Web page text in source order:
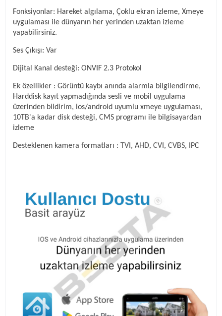
Fonksiyonlar: Hareket algılama, Çoklu ekran izleme, Xmeye
uygulaması ile dünyanın her yerinden uzaktan izleme
yapabilirsiniz.
Ses Çıkışı: Var
Dijital Kanal desteği: ONVIF 2.3 Protokol
Ek özellikler : Görüntü kaybı anında alarmla bilgilendirme,
Harddisk kayıt yapmadığında sesli ve mobil uygulama
üzerinden bildirim, ios/android uyumlu xmeye uygulaması,
10TB'a kadar disk desteği, CMS programı ile bilgisayardan
izleme
Desteklenen kamera formatları : TVI, AHD, CVI, CVBS, IPC